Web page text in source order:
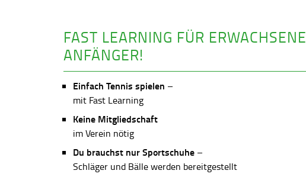
FAST LEARNING FÜR ERWACHSENE
ANFÄNGER!
Einfach Tennis spielen –
mit Fast Learning
Keine Mitgliedschaft
im Verein nötig
Du brauchst nur Sportschuhe –
Schläger und Bälle werden bereitgestellt